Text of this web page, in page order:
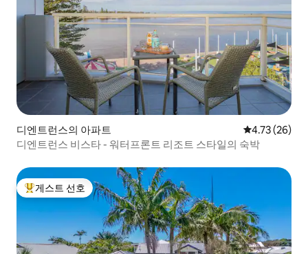
디엔트런스의 아파트 평점 4.73점
4.73 (26)
디엔트런스 비스타 - 워터프론트 리조트 스타일의 숙박
상위 게스트 선호
게스트 선호